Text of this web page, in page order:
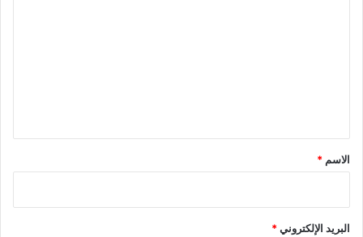
*
الاسم *
البريد الإلكتروني*